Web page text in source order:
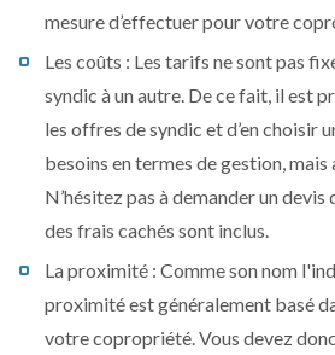
mesure d’effectuer pour votre
Les coûts : Les tarifs ne sont pas
syndic à un autre. De ce fait, il est
les offres de syndic et d’en choisir
besoins en termes de gestion, mais
N’hésitez pas à demander un
des frais cachés sont inclus.
La proximité : Comme son nom
proximité est généralement basé
votre copropriété. Vous devez